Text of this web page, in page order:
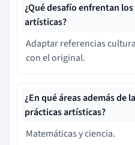
¿Qué desafío enfrentan
artísticas?
Adaptar referencias
con el original.
¿En qué áreas además de
prácticas artísticas?
Matemáticas y ciencia.